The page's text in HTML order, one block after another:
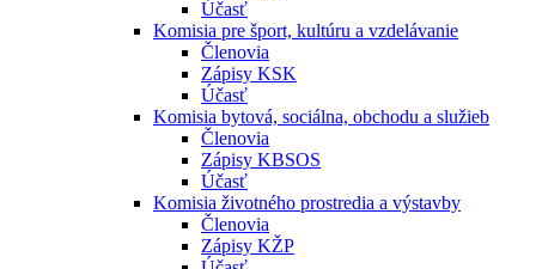
Účasť
Komisia pre šport, kultúru a vzdelávanie
Členovia
Zápisy KSK
Účasť
Komisia bytová, sociálna, obchodu a služieb
Členovia
Zápisy KBSOS
Účasť
Komisia životného prostredia a výstavby
Členovia
Zápisy KŽP